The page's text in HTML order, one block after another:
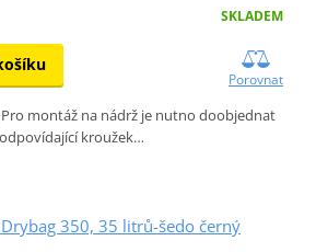
SKLADEM
Porovnat
Pro montáž na nádrž je nutno doobjednat
odpovídající kroužek…
Drybag 350, 35 litrů-šedo černý